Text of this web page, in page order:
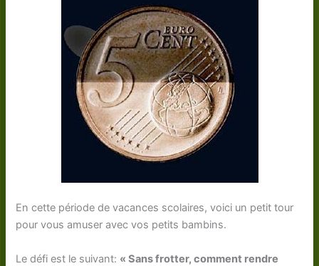
En cette période de vacances scolaires, voici un petit tour
pour vous amuser avec vos petits bambins.
Le défi est le suivant: « Sans frotter, comment rendre